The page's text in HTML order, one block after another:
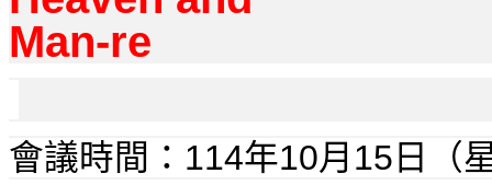
會議時間：114年10月15日（